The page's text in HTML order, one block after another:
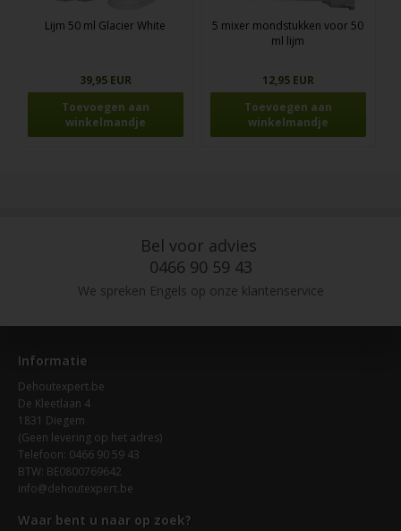
Lijm 50 ml Glacier White
39,95 EUR
5 mixer mondstukken voor 50
ml lijm
12,95 EUR
Bel voor advies
0466 90 59 43
We spreken Engels op onze klantenservice
Informatie
Dehoutexpert.be
De Kleetlaan 4
1831 Diegem
(Geen levering op het adres)
Telefoon: 0466 90 59 43
BTW: BE0800769642
info@dehoutexpert.be
Waar bent u naar op zoek?